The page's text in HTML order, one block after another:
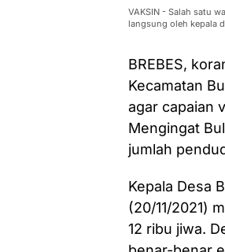
VAKSIN - Salah satu
langsung oleh kepala
BREBES,
Kecamatan
agar capaian
Mengingat
jumlah
Kepala Desa
(20/11/2021)
12 ribu jiwa.